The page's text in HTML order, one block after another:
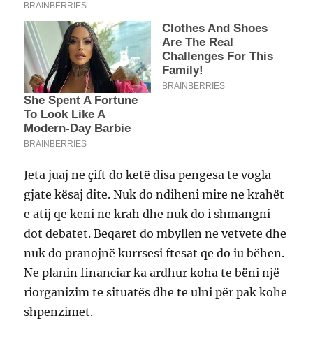
Jeta juaj ne çift do ketë disa pengesa te vogla
gjate kësaj dite. Nuk do ndiheni mire ne krahët
e atij qe keni ne krah dhe nuk do i shmangni
dot debatet. Beqaret do mbyllen ne vetvete dhe
nuk do pranojnë kurrsesi ftesat qe do iu bëhen.
Ne planin financiar ka ardhur koha te bëni një
riorganizim te situatës dhe te ulni për pak kohe
shpenzimet.